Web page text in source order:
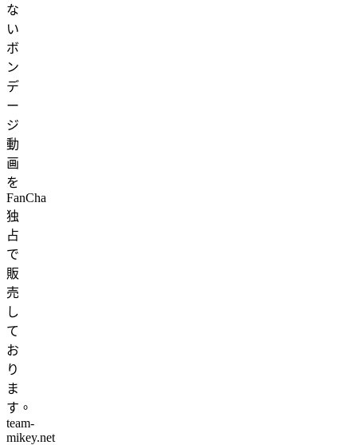
な
い
ボ
ン
デ
ー
ジ
動
画
を
FanCha
独
占
で
販
売
し
て
お
り
ま
す。
team-
mikey.net